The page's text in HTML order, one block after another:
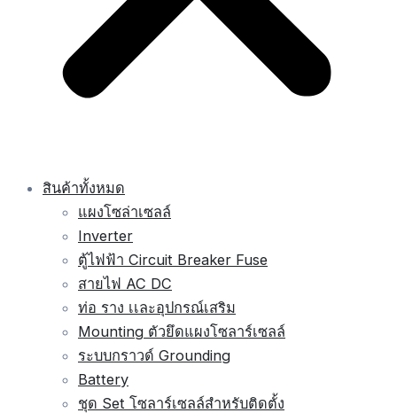
สินค้าทั้งหมด
แผงโซล่าเซลล์
Inverter
ตู้ไฟฟ้า Circuit Breaker Fuse
สายไฟ AC DC
ท่อ ราง เเละอุปกรณ์เสริม
Mounting ตัวยึดแผงโซลาร์เซลล์
ระบบกราวด์ Grounding
Battery
ชุด Set โซลาร์เซลล์สำหรับติดตั้ง